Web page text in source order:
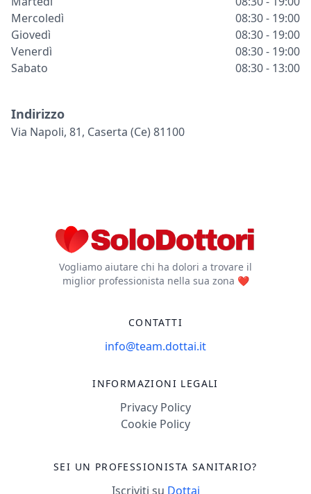
Mercoledì
08:30 - 19:00
Giovedì
08:30 - 19:00
Venerdì
08:30 - 19:00
Sabato
08:30 - 13:00
Indirizzo
Via Napoli, 81, Caserta (ce) 81100
Vogliamo aiutare chi ha dolori a trovare il
miglior professionista nella sua zona ❤️
CONTATTI
info@team.dottai.it
INFORMAZIONI LEGALI
Privacy Policy
Cookie Policy
SEI UN PROFESSIONISTA SANITARIO?
Iscriviti su Dottai